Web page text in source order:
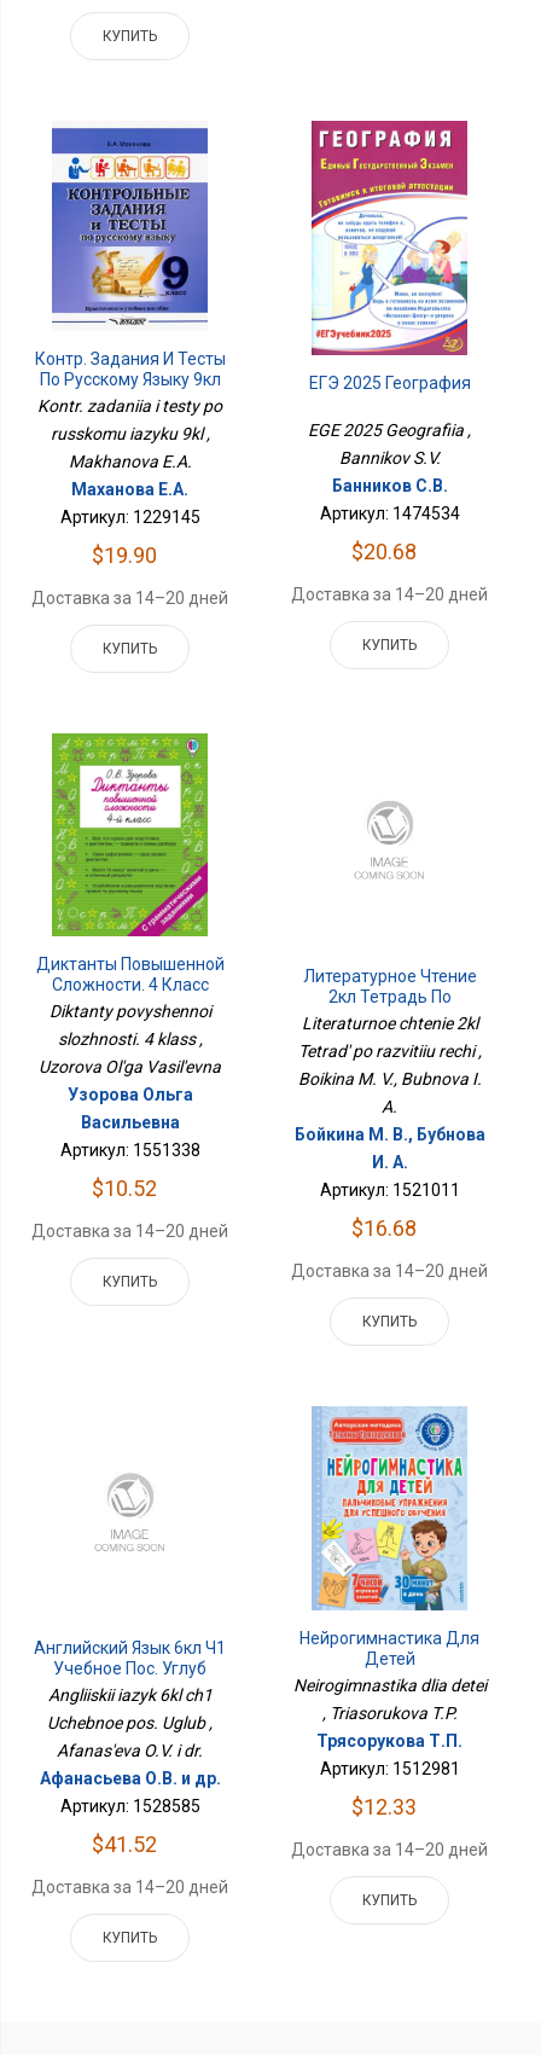
КУПИТЬ
Контр. Задания И Тесты
По Русскому Языку 9кл
Kontr. zadaniia i testy po
russkomu iazyku 9kl ,
Makhanova E.A.
Маханова Е.А.
Артикул: 1229145
$19.90
Доставка за 14–20 дней
КУПИТЬ
ЕГЭ 2025 География
EGE 2025 Geografiia ,
Bannikov S.V.
Банников С.В.
Артикул: 1474534
$20.68
Доставка за 14–20 дней
КУПИТЬ
Диктанты Повышенной
Сложности. 4 Класс
Diktanty povyshennoi
slozhnosti. 4 klass ,
Uzorova Ol'ga Vasil'evna
Узорова Ольга
Васильевна
Артикул: 1551338
$10.52
Доставка за 14–20 дней
КУПИТЬ
Литературное Чтение
2кл Тетрадь По
Развитию Речи
Literaturnoe chtenie 2kl
Tetrad' po razvitiiu rechi ,
Boikina M. V., Bubnova I.
A.
Бойкина М. В., Бубнова
И. А.
Артикул: 1521011
$16.68
Доставка за 14–20 дней
КУПИТЬ
Английский Язык 6кл Ч1
Учебное Пос. Углуб
Angliiskii iazyk 6kl ch1
Uchebnoe pos. Uglub ,
Afanas'eva O.V. i dr.
Афанасьева О.В. и др.
Артикул: 1528585
$41.52
Доставка за 14–20 дней
КУПИТЬ
Нейрогимнастика Для
Детей
Neirogimnastika dlia detei
, Triasorukova T.P.
Трясорукова Т.П.
Артикул: 1512981
$12.33
Доставка за 14–20 дней
КУПИТЬ